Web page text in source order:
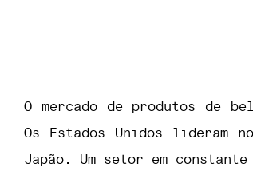
O mercado de produtos de
Os Estados Unidos lideram
Japão. Um setor em